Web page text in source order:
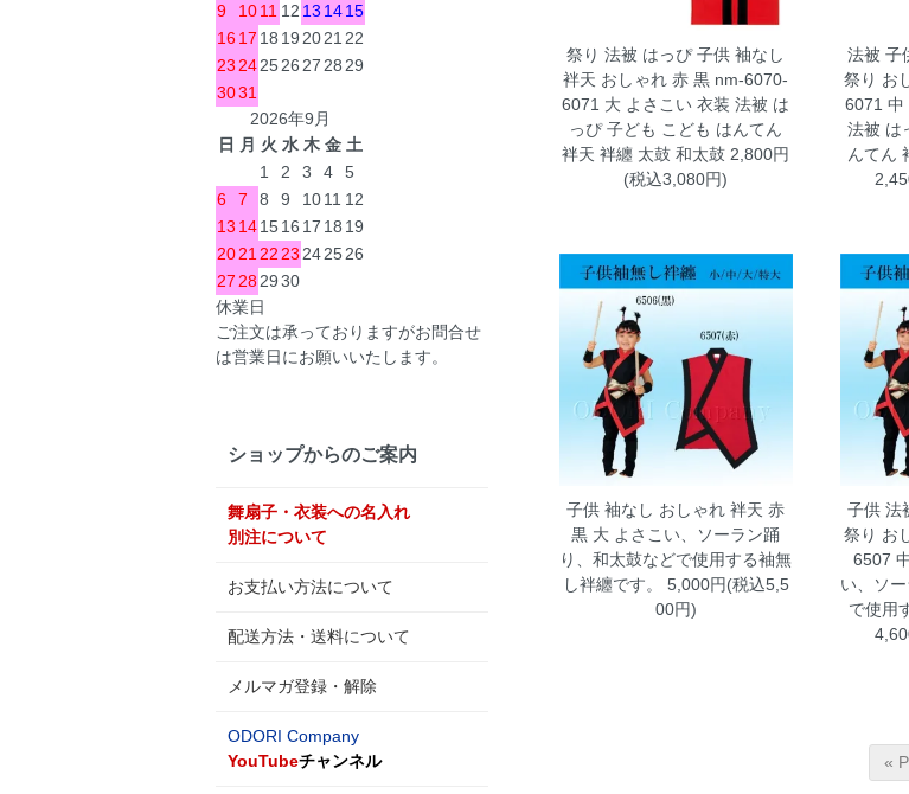
祭り 法被 はっぴ 子供 袖なし
袢天 おしゃれ 赤 黒 nm-6070-
6071 大 よさこい 衣装 法被 は
っぴ 子ども こども はんてん
袢天 袢纏 太鼓 和太鼓 2,800円
(税込3,080円)
法被 子
祭り お
6071 中
法被 は
んてん
子供 袖なし おしゃれ 袢天 赤
黒 大 よさこい、ソーラン踊
り、和太鼓などで使用する袖無
し袢纏です。 5,000円(税込5,5
00円)
子供 法
祭り お
6507
い、ソ
で使用
«
9
1011 12 13 1415
1617 18 19202122
23242526272829
3031
2026年9月
日 月 火 水 木 金 土
1
2 3 4
5
6
7 8 9 1011 12
13 141516 17 18 19
20212223242526
27282930
休業日
ご注文は承っておりますがお問合せ
は営業日にお願いいたします。
ショップからのご案内
舞扇子・衣装への名入れ
別注について
お支払い方法について
配送方法・送料について
メルマガ登録・解除
ODORI Company
YouTubeチャンネル